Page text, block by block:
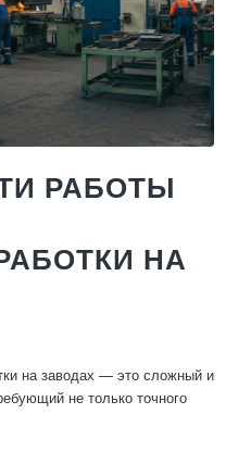
РАБОТЫ
НА
на заводах — это сложный и
не только точного